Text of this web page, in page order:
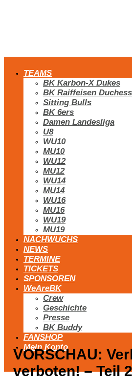
TEAMS
BK Karbon-X Dukes
BK Raiffeisen Duchess
Sitting Bulls
BK 6ers
Damen Landesliga
U8
WU10
MU10
WU12
MU12
WU14
MU14
WU16
MU16
WU19
MU19
NACHWUCHS
NEWS
TERMINE
TICKETS
SPONSOREN
WeAreBK
Crew
Geschichte
Presse
BK Buddy
FANSHOP
Mein Konto
VORSCHAU:
verboten! – Teil